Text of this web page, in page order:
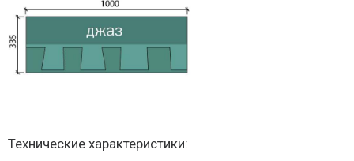
Технические характеристики: